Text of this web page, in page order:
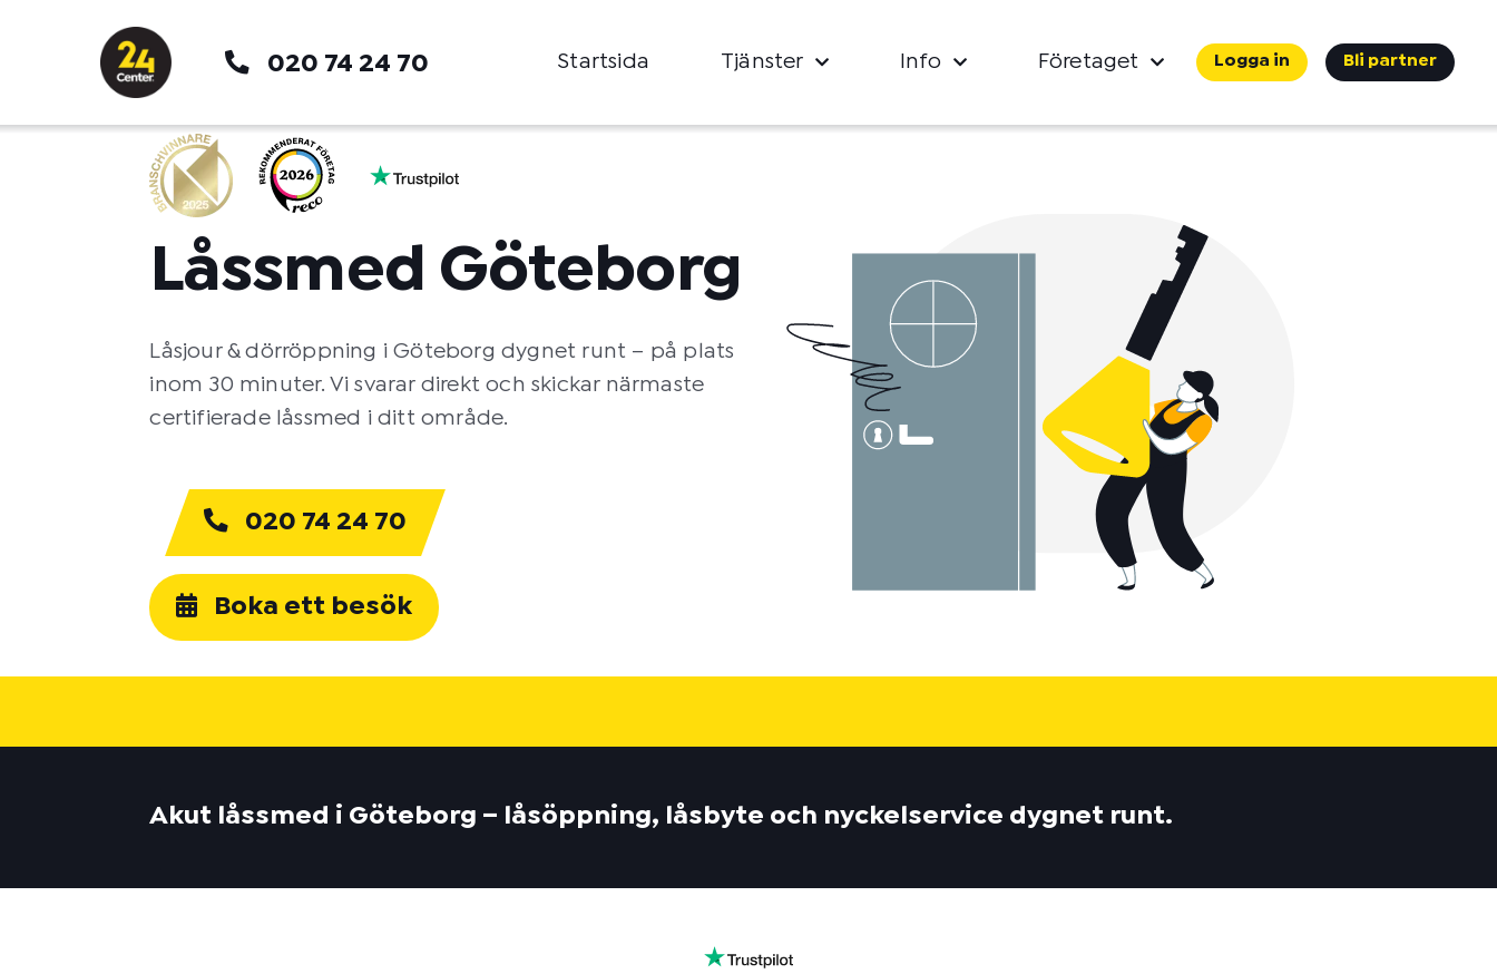
020 74 24 70 Startsida Tjänster Info Företaget Logga in Bli partner
Låssmed Göteborg
Låsjour & dörröppning i Göteborg dygnet runt – på plats
inom 30 minuter. Vi svarar direkt och skickar närmaste
certifierade låssmed i ditt område.
020 74 24 70
Boka ett besök
Akut låssmed i Göteborg – låsöppning, låsbyte och nyckelservice dygnet runt.